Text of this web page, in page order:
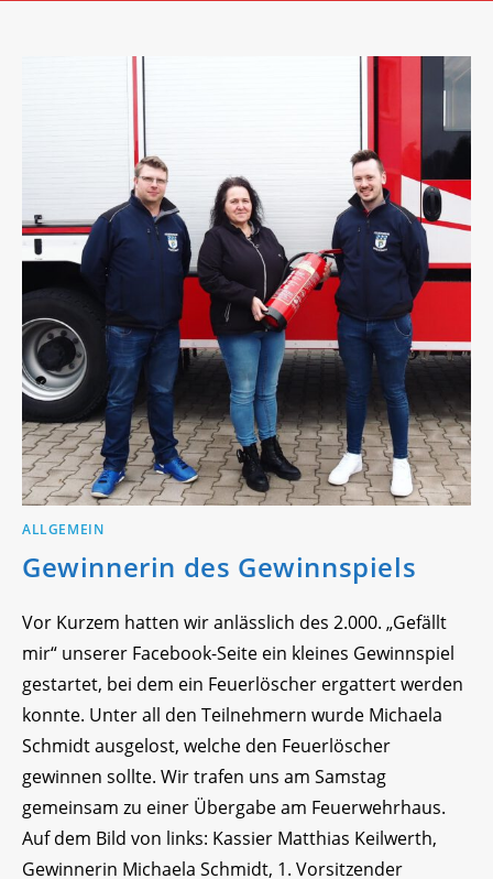
ALLGEMEIN
Gewinnerin des Gewinnspiels
Vor Kurzem hatten wir anlässlich des 2.000. „Gefällt
mir“ unserer Facebook-Seite ein kleines Gewinnspiel
gestartet, bei dem ein Feuerlöscher ergattert werden
konnte. Unter all den Teilnehmern wurde Michaela
Schmidt ausgelost, welche den Feuerlöscher
gewinnen sollte. Wir trafen uns am Samstag
gemeinsam zu einer Übergabe am Feuerwehrhaus.
Auf dem Bild von links: Kassier Matthias Keilwerth,
Gewinnerin Michaela Schmidt, 1. Vorsitzender